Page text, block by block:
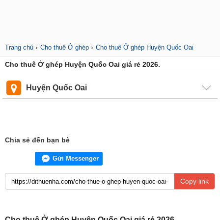
Trang chủ › Cho thuê Ở ghép › Cho thuê Ở ghép Huyện Quốc Oai
Cho thuê Ở ghép Huyện Quốc Oai giá rẻ 2026.
Huyện Quốc Oai
Chia sẻ đến bạn bè
Gửi Messenger
Copy link